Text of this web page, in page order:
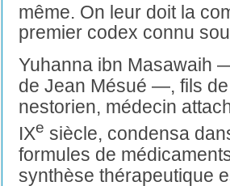
même. On leur doit la
premier codex connu
Yuhanna ibn Masawaih
de Jean Mésué —, fils
nestorien, médecin
IXe siècle, condensa
formules de
synthèse thérapeutique